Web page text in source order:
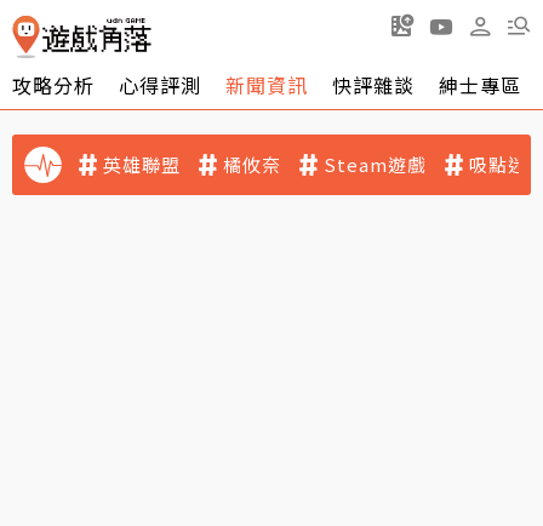
攻略分析 心得評測 新聞資訊 快評雜談 紳士專區
英雄聯盟 橘攸奈 Steam遊戲 吸點迷